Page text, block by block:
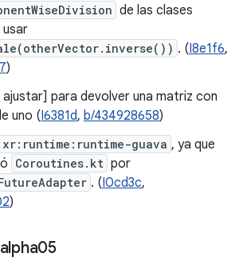
de las clases
. (I8e1f6,
)
para devolver una matriz con
uno (I6381d, b/434928658)
guava , ya que
Coroutines.kt por
. (I0cd3c,
)